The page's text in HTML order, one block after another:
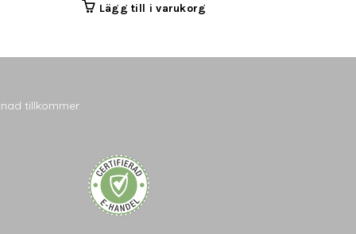
Lägg till i varukorg
tillkommer.